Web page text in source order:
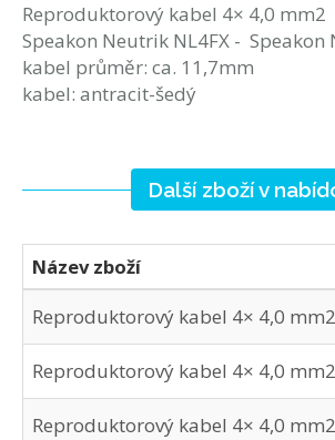
Reproduktorový kabel 4× 4,0 mm2
Speakon Neutrik NL4FX - Speakon
kabel průměr: ca. 11,7mm
kabel: antracit-šedý
Další zboží v
Název zboží
Reproduktorový kabel 4× 4,0
Reproduktorový kabel 4× 4,0
Reproduktorový kabel 4× 4,0